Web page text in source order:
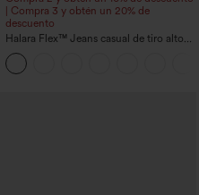
| Compra 3 y obtén un 20% de
descuento
Halara Flex™ Jeans casual de tiro alto
con control abdominal, pernera ancha y
bolsillos